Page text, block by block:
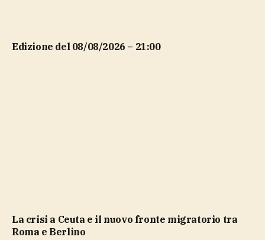
Edizione del 08/08/2026 – 21:00
La crisi a Ceuta e il nuovo fronte migratorio tra
Roma e Berlino